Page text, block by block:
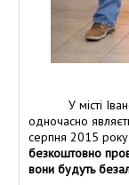
У місті
одночасно
серпня 2015
безкоштовно
вони будуть